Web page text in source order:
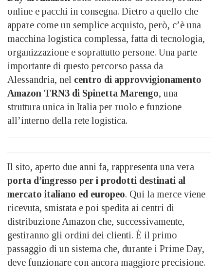
online e pacchi in consegna. Dietro a quello che
appare come un semplice acquisto, però, c’è una
macchina logistica complessa, fatta di tecnologia,
organizzazione e soprattutto persone. Una parte
importante di questo percorso passa da
Alessandria, nel centro di approvvigionamento
Amazon TRN3 di Spinetta Marengo, una
struttura unica in Italia per ruolo e funzione
all’interno della rete logistica.
Il sito, aperto due anni fa, rappresenta una vera
porta d’ingresso per i prodotti destinati al
mercato italiano ed europeo. Qui la merce viene
ricevuta, smistata e poi spedita ai centri di
distribuzione Amazon che, successivamente,
gestiranno gli ordini dei clienti. È il primo
passaggio di un sistema che, durante i Prime Day,
deve funzionare con ancora maggiore precisione.